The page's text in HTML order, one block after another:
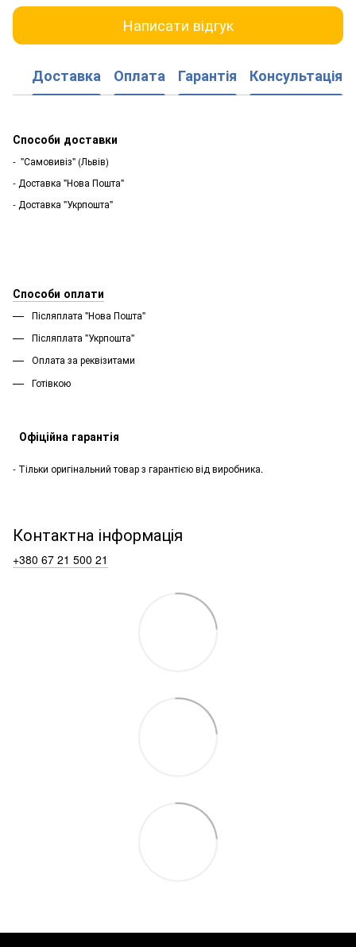
Написати відгук
Доставка Оплата Гарантія Консультація
Способи доставки
- "Самовивіз" (Львів)
- Доставка "Нова Пошта"
- Доставка "Укрпошта"
Способи оплати
Післяплата "Нова Пошта"
Післяплата "Укрпошта''
Оплата за реквізитами
Готівкою
Офіційна гарантія
- Тільки оригінальний товар з гарантією від виробника.
Контактна інформація
+380 67 21 500 21